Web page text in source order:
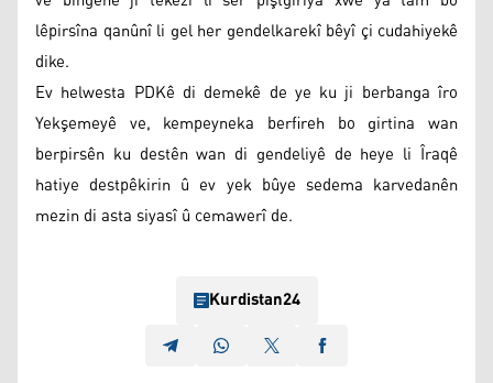
lêpirsîna qanûnî li gel her gendelkarekî bêyî çi cudahiyekê
dike.
Ev helwesta PDKê di demekê de ye ku ji berbanga îro
Yekşemeyê ve, kempeyneka berfireh bo girtina wan
berpirsên ku destên wan di gendeliyê de heye li Îraqê
hatiye destpêkirin û ev yek bûye sedema karvedanên
mezin di asta siyasî û cemawerî de.
Kurdistan24